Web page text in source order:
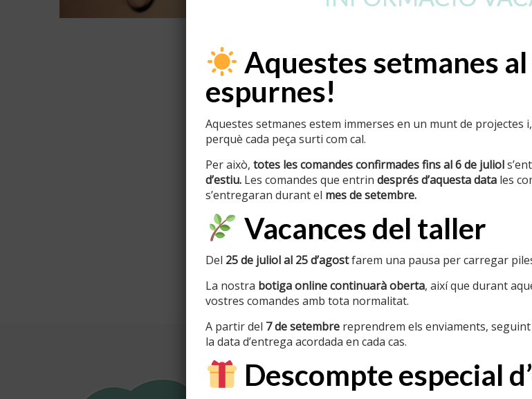
Informació d’interés Textos
Aquestes setmanes
espurnes!
Aquestes setmanes estem immerses en un munt de projectes
perquè cada peça surti com cal.
Per això, totes les comandes confirmades fins al 6 de juliol
d’estiu.Les comandes que entrin després d’aquesta datales
s’entregaran durant el mes de setembre.
Vacances del taller
Del 25 de juliol al 25 d’agostfarem una pausa per carregar
La nostra botiga online continuarà oberta, així que durant
vostres comandes amb tota normalitat.
A partir del 7 de setembrereprendrem els enviaments, seguint
la data d’entrega acordada en cada cas.
Descompte especial